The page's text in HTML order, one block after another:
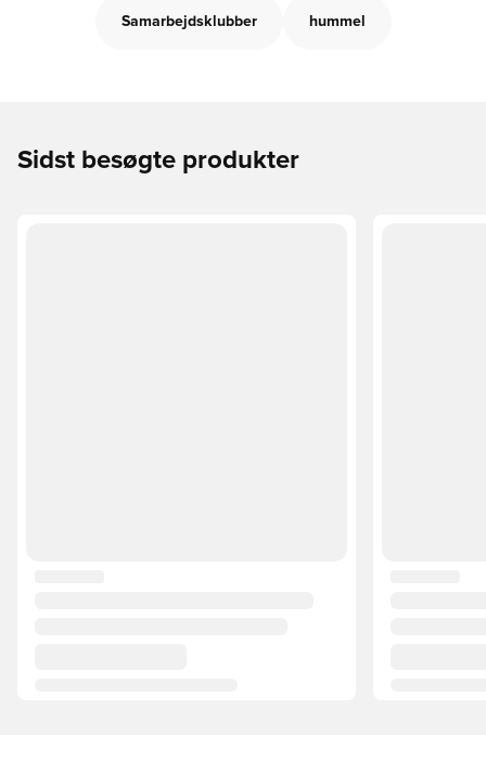
Samarbejdsklubber hummel
Sidst besøgte produkter